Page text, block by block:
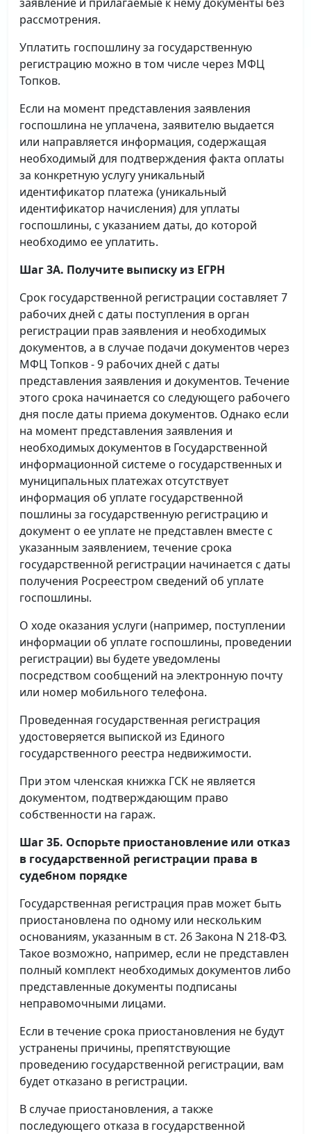
рассмотрения.
Уплатить госпошлину за государственную
регистрацию можно в том числе через МФЦ
Топков.
Если на момент представления заявления
госпошлина не уплачена, заявителю выдается
или направляется информация, содержащая
необходимый для подтверждения факта оплаты
за конкретную услугу уникальный
идентификатор платежа (уникальный
идентификатор начисления) для уплаты
госпошлины, с указанием даты, до которой
необходимо ее уплатить.
Шаг 3А. Получите выписку из ЕГРН
Срок государственной регистрации составляет 7
рабочих дней с даты поступления в орган
регистрации прав заявления и необходимых
документов, а в случае подачи документов через
МФЦ Топков - 9 рабочих дней с даты
представления заявления и документов. Течение
этого срока начинается со следующего рабочего
дня после даты приема документов. Однако если
на момент представления заявления и
необходимых документов в Государственной
информационной системе о государственных и
муниципальных платежах отсутствует
информация об уплате государственной
пошлины за государственную регистрацию и
документ о ее уплате не представлен вместе с
указанным заявлением, течение срока
государственной регистрации начинается с даты
получения Росреестром сведений об уплате
госпошлины.
О ходе оказания услуги (например, поступлении
информации об уплате госпошлины, проведении
регистрации) вы будете уведомлены
посредством сообщений на электронную почту
или номер мобильного телефона.
Проведенная государственная регистрация
удостоверяется выпиской из Единого
государственного реестра недвижимости.
При этом членская книжка ГСК не является
документом, подтверждающим право
собственности на гараж.
Шаг 3Б. Оспорьте приостановление или отказ
в государственной регистрации права в
судебном порядке
Государственная регистрация прав может быть
приостановлена по одному или нескольким
основаниям, указанным в ст. 26 Закона N 218-ФЗ.
Такое возможно, например, если не представлен
полный комплект необходимых документов либо
представленные документы подписаны
неправомочными лицами.
Если в течение срока приостановления не будут
устранены причины, препятствующие
проведению государственной регистрации, вам
будет отказано в регистрации.
В случае приостановления, а также
последующего отказа в государственной